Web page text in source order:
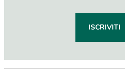
ISCRIVITI